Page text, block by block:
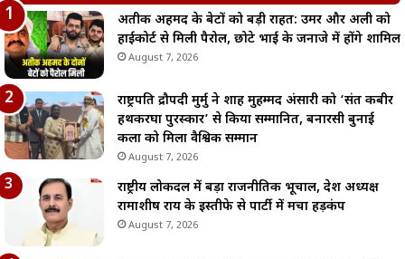
अतीक अहमद के बेटों को बड़ी राहत: उमर और अली को
हाईकोर्ट से मिली पैरोल, छोटे भाई के जनाजे में होंगे शामिल
August 7, 2026
राष्ट्रपति द्रौपदी मुर्मु ने शाह मुहम्मद अंसारी को ‘संत कबीर
हथकरघा पुरस्कार’ से किया सम्मानित, बनारसी बुनाई
कला को मिला वैश्विक सम्मान
August 7, 2026
राष्ट्रीय लोकदल में बड़ा राजनीतिक भूचाल, प्रदेश अध्यक्ष
रामाशीष राय के इस्तीफे से पार्टी में मचा हड़कंप
August 7, 2026